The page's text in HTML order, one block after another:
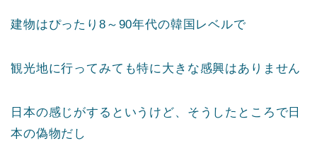
建物はぴったり8～90年代の韓国レベルで
観光地に行ってみても特に大きな感興はありません
日本の感じがするというけど、そうしたところで日
本の偽物だし